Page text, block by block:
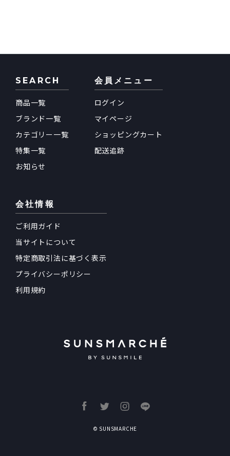
© SUNSMARCHE
SEARCH
商品一覧
ブランド一覧
カテゴリー一覧
特集一覧
お知らせ
会員メニュー
ログイン
マイページ
ショッピングカート
配送追跡
会社情報
ご利用ガイド
当サイトについて
特定商取引法に基づく表示
プライバシーポリシー
利用規約